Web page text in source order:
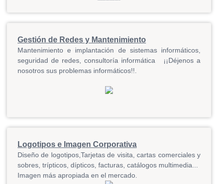
Gestión de Redes y Mantenimiento
Mantenimiento e implantación de sistemas informáticos,
seguridad de redes, consultoría informática ¡¡Déjenos a
nosotros sus problemas informáticos!!.
Logotipos e Imagen Corporativa
Diseño de logotipos,Tarjetas de visita, cartas comerciales y
sobres, trípticos, dípticos, facturas, catálogos multimedia...
Imagen más apropiada en el mercado.